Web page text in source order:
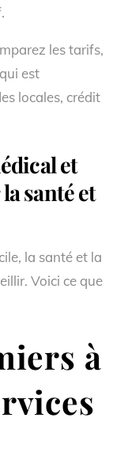
les tarifs,
est
locales, crédit
et
santé et
la santé et la
Voici ce que
à